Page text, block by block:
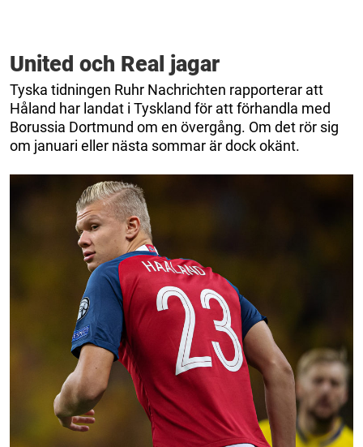
United och Real jagar
Tyska tidningen Ruhr Nachrichten rapporterar att
Håland har landat i Tyskland för att förhandla med
Borussia Dortmund om en övergång. Om det rör sig
om januari eller nästa sommar är dock okänt.